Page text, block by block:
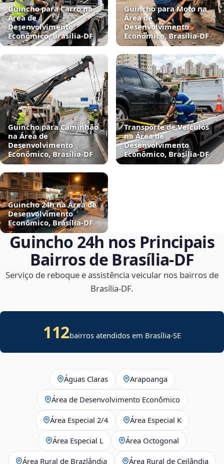
Guincho para Carro na
Área de
Desenvolvimento
Econômico, Brasília‑DF
Guincho para Moto na
Área de
Desenvolvimento
Econômico, Brasília‑DF
Guincho para Caminhão
na Área de
Desenvolvimento
Econômico, Brasília‑DF
Transporte de Veículos
na Área de
Desenvolvimento
Econômico, Brasília‑DF
Guincho 24h na Área de
Desenvolvimento
Econômico, Brasília‑DF
Guincho 24h nos Principais
Bairros de Brasília‑DF
Serviço de reboque e assistência veicular nos bairros de
Brasília‑DF.
112bairros atendidos em Brasília-SE
Águas Claras Arapoanga
Área de Desenvolvimento Econômico
Área Especial 2/4 Área Especial K
Área Especial L Área Octogonal
Área Rural de Brazlândia Área Rural de Ceilândia